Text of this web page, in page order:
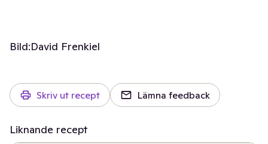
Bild:David Frenkiel
Skriv ut recept Lämna feedback
Liknande recept